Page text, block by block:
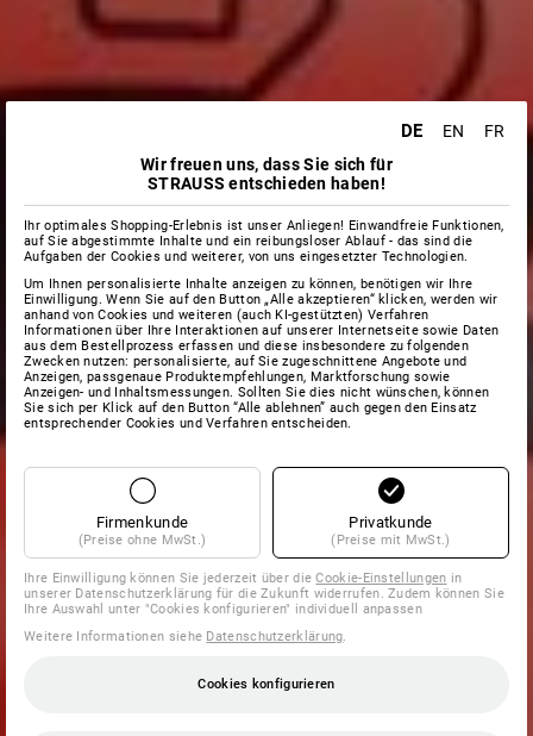
DE EN
FR
Wir freuen uns, dass Sie sich für
STRAUSS entschieden haben!
Ihr optimales Shopping-Erlebnis ist unser Anliegen! Einwandfreie Funktionen,
auf Sie abgestimmte Inhalte und ein reibungsloser Ablauf - das sind die
Aufgaben der Cookies und weiterer, von uns eingesetzter Technologien.
Um Ihnen personalisierte Inhalte anzeigen zu können, benötigen wir Ihre
Einwilligung. Wenn Sie auf den Button „Alle akzeptieren“ klicken, werden wir
anhand von Cookies und weiteren (auch KI-gestützten) Verfahren
Informationen über Ihre Interaktionen auf unserer Internetseite sowie Daten
aus dem Bestellprozess erfassen und diese insbesondere zu folgenden
Zwecken nutzen: personalisierte, auf Sie zugeschnittene Angebote und
Anzeigen, passgenaue Produktempfehlungen, Marktforschung sowie
Anzeigen- und Inhaltsmessungen. Sollten Sie dies nicht wünschen, können
Sie sich per Klick auf den Button “Alle ablehnen” auch gegen den Einsatz
entsprechender Cookies und Verfahren entscheiden.
Firmenkunde
(Preise ohne MwSt.)
Privatkunde
(Preise mit MwSt.)
Ihre Einwilligung können Sie jederzeit über dieCookie-Einstellungen in
unserer Datenschutzerklärung für die Zukunft widerrufen. Zudem können Sie
Ihre Auswahl unter "Cookies konfigurieren" individuell anpassen
Weitere Informationen siehe Datenschutzerklärung.
Cookies konfigurieren